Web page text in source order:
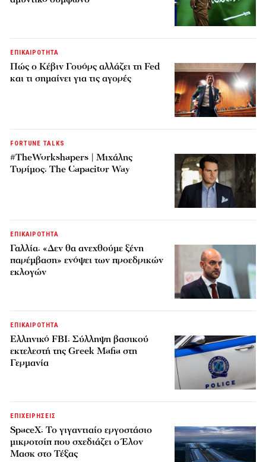
ΕΠΙΚΑΙΡΟΤΗΤΑ
Πώς ο Κέβιν Γουόρς αλλάζει τη Fed
και τι σημαίνει για τις αγορές
FORTUNE TALKS
#TheWorkshapers | Μιχάλης
Τυρίμος: The Capacitor Way
ΕΠΙΚΑΙΡΟΤΗΤΑ
Γαλλία: «Δεν θα ανεχθούμε ξένη
παρέμβαση» ενόψει των προεδρικών
εκλογών
ΕΠΙΚΑΙΡΟΤΗΤΑ
Ελληνικό FBI: Σύλληψη βασικού
εκτελεστή της Greek Mafia στη
Γερμανία
ΕΠΙΧΕΙΡΗΣΕΙΣ
SpaceX: Το γιγαντιαίο εργοστάσιο
μικροτσίπ που σχεδιάζει ο Έλον
Μασκ στο Τέξας